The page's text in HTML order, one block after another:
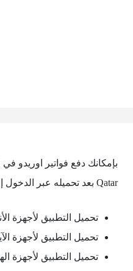
Qatar بعد تحميله عبر الدخول إلى الروابط التالية:
تحميل التطبيق لأجهزة
تحميل التطبيق لأجهزة
تحميل التطبيق لأجهزة